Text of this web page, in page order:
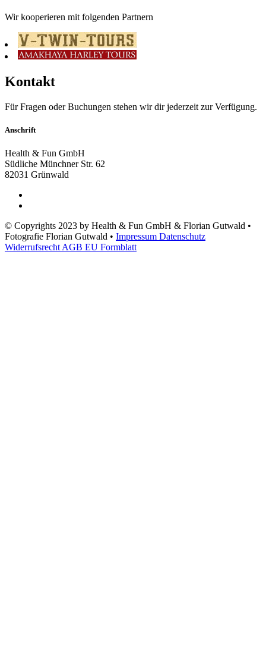
Wir kooperieren mit folgenden Partnern
Kontakt
Für Fragen oder Buchungen stehen wir dir jederzeit zur Verfügung.
Anschrift
Health & Fun GmbH
Südliche Münchner Str. 62
82031 Grünwald
© Copyrights 2023 by Health & Fun GmbH & Florian Gutwald •
Fotografie Florian Gutwald • Impressum Datenschutz
Widerrufsrecht AGB EU Formblatt